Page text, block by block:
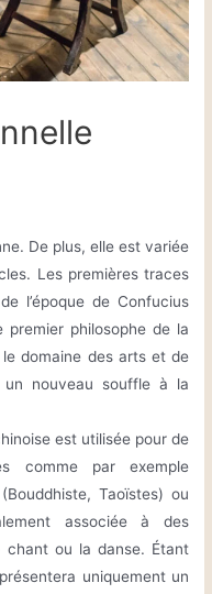
De plus, elle est variée
Les premières traces
l’époque de Confucius
philosophe de la
domaine des arts et de
nouveau souffle à la
est utilisée pour de
comme par exemple
Taoïstes) ou
associée à des
chant ou la danse. Étant
uniquement un